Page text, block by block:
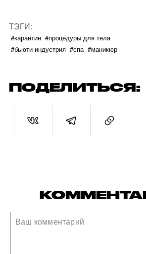
ТЭГИ:
#карантин #процедуры для тела
#бьюти-индустрия #спа #маникюр
ПОДЕЛИТЬСЯ: